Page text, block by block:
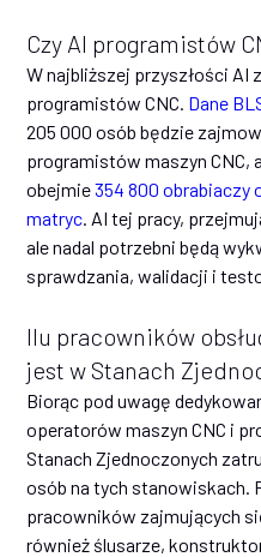
Czy AI programistów
W najbliższej przyszłości AI
programistów CNC. Dane
205 000 osób będzie
programistów maszyn CNC,
obejmie354 800 obrabiaczy
matryc. AI tej pracy,
ale nadal potrzebni będą
sprawdzania, walidacji i
Ilu pracowników
jest w Stanach
Biorąc pod uwagę
operatorów maszyn CNC i
Stanach Zjednoczonych
osób na tych stanowiskach.
pracowników zajmujących
również ślusarze,